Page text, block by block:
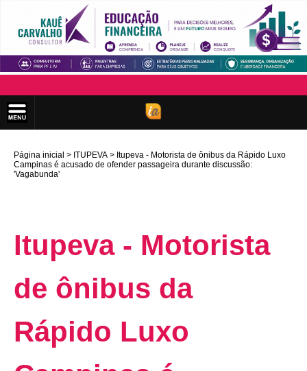
Página inicial ITUPEVA
Itupeva - Motorista de ônibus da Rápido Luxo
Campinas é acusado de ofender passageira durante discussão:
'Vagabunda'
Itupeva - Motorista
de ônibus da
Rápido Luxo